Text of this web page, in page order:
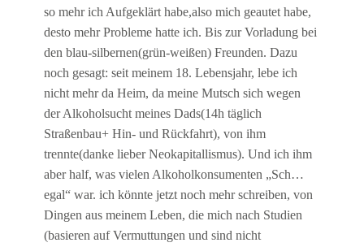
so mehr ich Aufgeklärt habe,also mich geautet habe,
desto mehr Probleme hatte ich. Bis zur Vorladung bei
den blau-silbernen(grün-weißen) Freunden. Dazu
noch gesagt: seit meinem 18. Lebensjahr, lebe ich
nicht mehr da Heim, da meine Mutsch sich wegen
der Alkoholsucht meines Dads(14h täglich
Straßenbau+ Hin- und Rückfahrt), von ihm
trennte(danke lieber Neokapitallismus). Und ich ihm
aber half, was vielen Alkoholkonsumenten „Sch…
egal“ war. ich könnte jetzt noch mehr schreiben, von
Dingen aus meinem Leben, die mich nach Studien
(basieren auf Vermuttungen und sind nicht